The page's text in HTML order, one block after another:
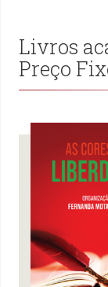
Livros
Preço